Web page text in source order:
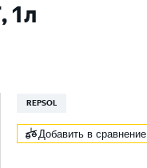
1л
REPSOL
Добавить в сравнение